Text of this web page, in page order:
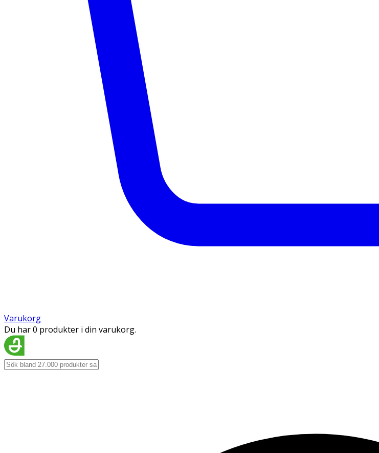
Varukorg
Du har 0 produkter i din varukorg.